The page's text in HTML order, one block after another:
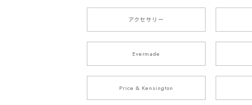
アクセサリー
Evermade
Price & Kensington